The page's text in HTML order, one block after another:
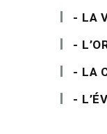
- LA
-
- LA
-